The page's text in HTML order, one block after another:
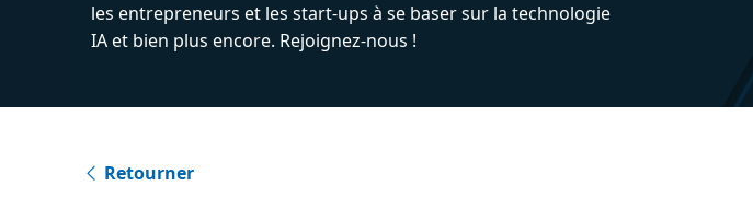
les entrepreneurs et les start-ups à se baser sur la technologie
IA et bien plus encore. Rejoignez-nous !
Retourner